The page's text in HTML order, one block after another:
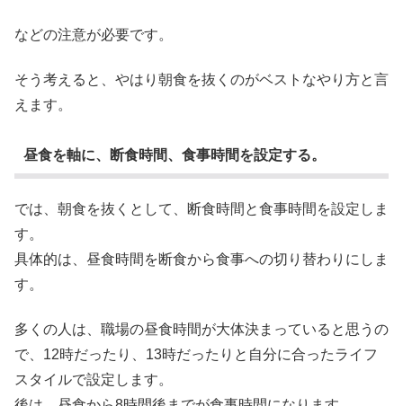
などの注意が必要です。
そう考えると、やはり朝食を抜くのがベストなやり方と言
えます。
昼食を軸に、断食時間、食事時間を設定する。
では、朝食を抜くとして、断食時間と食事時間を設定しま
す。
具体的は、昼食時間を断食から食事への切り替わりにしま
す。
多くの人は、職場の昼食時間が大体決まっていると思うの
で、12時だったり、13時だったりと自分に合ったライフ
スタイルで設定します。